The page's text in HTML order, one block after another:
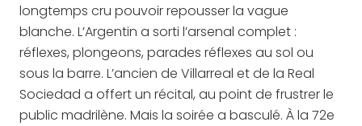
longtemps cru pouvoir repousser la vague
blanche. L’Argentin a sorti l’arsenal complet :
réflexes, plongeons, parades réflexes au sol ou
sous la barre. L’ancien de Villarreal et de la Real
Sociedad a offert un récital, au point de frustrer le
public madrilène. Mais la soirée a basculé. À la 72e